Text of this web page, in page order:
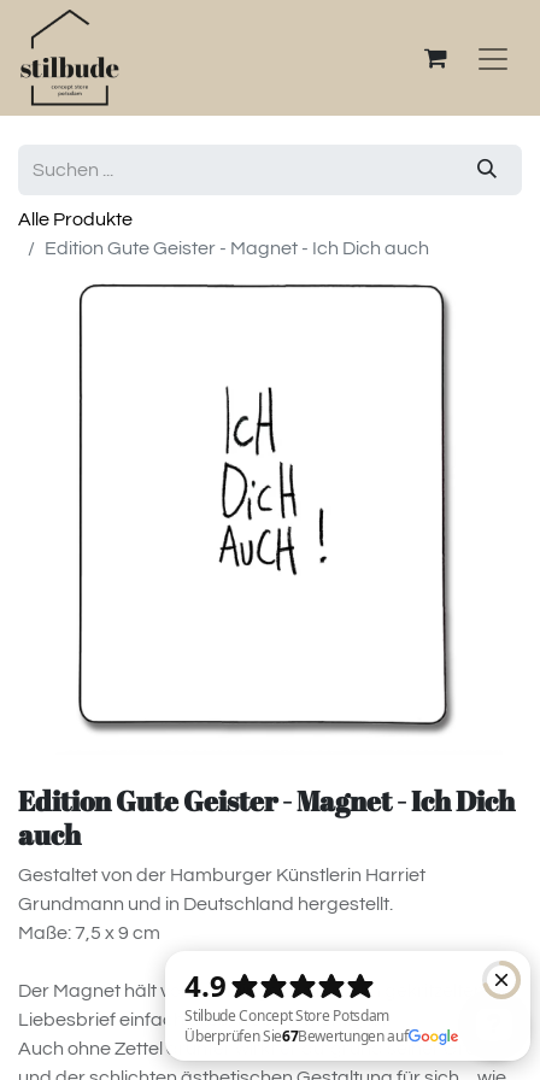
Alle Produkte
Edition Gute Geister - Magnet - Ich Dich auch
Edition Gute Geister - Magnet - Ich Dich
auch
Gestaltet von der Hamburger Künstlerin Harriet
Grundmann und in Deutschland hergestellt.
Maße: 7,5 x 9 cm
Der Magnet hält vom Lieblingsfoto bis zum gekritzelten
Liebesbrief einfach alles, was dir wichtig ist.
Auch ohne Zettel drunter wirkt er aufgrund seiner Größe